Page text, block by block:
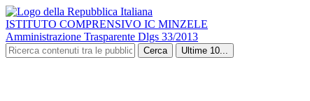
ISTITUTO COMPRENSIVO IC MINZELE
Amministrazione Trasparente Dlgs 33/2013
Cerca Ultime 10...